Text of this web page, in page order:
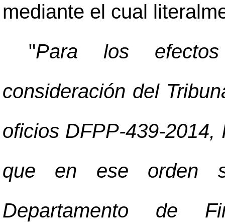
mediante el cual
"Para los
consideración del
oficios DFPP-439-2014,
que en ese orden
Departamento de